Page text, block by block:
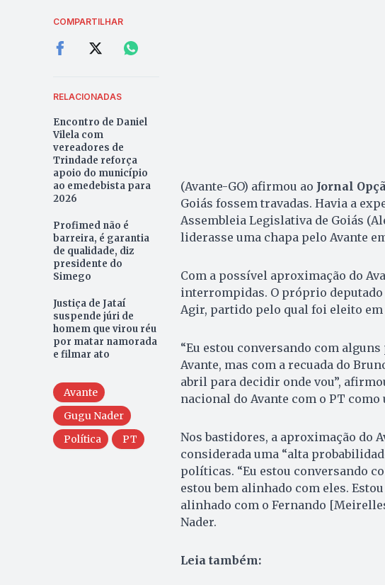
COMPARTILHAR
RELACIONADAS
Encontro de Daniel
Vilela com
vereadores de
Trindade reforça
apoio do município
ao emedebista para
2026
Profimed não é
barreira, é garantia
de qualidade, diz
presidente do
Simego
Justiça de Jataí
suspende júri de
homem que virou réu
por matar namorada
e filmar ato
Avante
Gugu Nader
Política
PT
(Avante-GO) afirmou ao Jornal
Goiás fossem travadas. Havia a
Assembleia Legislativa de Goiás
liderasse uma chapa pelo Avante
Com a possível aproximação do
interrompidas. O próprio deputado
Agir, partido pelo qual foi eleito em
“Eu estou conversando com
Avante, mas com a recuada do
abril para decidir onde vou”,
nacional do Avante com o PT
Nos bastidores, a aproximação do
considerada uma “alta
políticas. “Eu estou conversando
estou bem alinhado com eles.
alinhado com o Fernando
Nader.
Leia também: